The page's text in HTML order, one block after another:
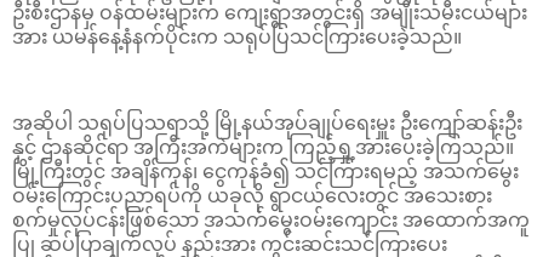
ဦးစီးဌာနမှ ဝန်ထမ်းများက ကျေးရွာအတွင်းရှိ အမျိုးသမီးငယ်များ
အား ယမန်နေ့နံနက်ပိုင်းက သရုပ်ပြသင်ကြားပေးခဲ့သည်။
အဆိုပါ သရုပ်ပြသရာသို့ မြို့နယ်အုပ်ချုပ်ရေးမှူး ဦးကျော်ဆန်းဦး
နှင့် ဌာနဆိုင်ရာ အကြီးအကဲများက ကြည့်ရှု့အားပေးခဲ့ကြသည်။
မြို့ကြီးတွင် အချိန်ကုန်၊ ငွေကုန်ခံ၍ သင်ကြားရမည့် အသက်မွေး
ဝမ်းကြောင်းပညာရပ်ကို ယခုလို ရွာငယ်လေးတွင် အသေးစား
စက်မှုလုပ်ငန်းဖြစ်သော အသက်မွေးဝမ်းကျောင်း အထောက်အကူ
ပြု ဆပ်ပြာချက်လုပ် နည်းအား ကွင်းဆင်းသင်ကြားပေး